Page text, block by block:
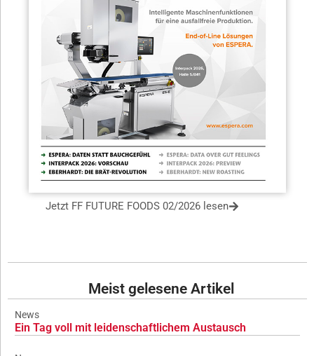
Jetzt FF FUTURE FOODS 02/2026 lesen
Meist gelesene Artikel
News
Ein Tag voll mit leidenschaftlichem Austausch